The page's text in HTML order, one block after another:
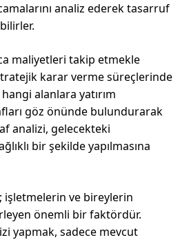
analiz ederek tasarruf
maliyetleri takip etmekle
karar verme süreçlerinde
alanlara yatırım
göz önünde bulundurarak
analizi, gelecekteki
bir şekilde yapılmasına
işletmelerin ve bireylerin
önemli bir faktördür.
yapmak, sadece mevcut